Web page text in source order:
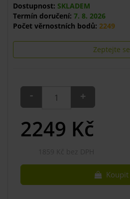
Dostupnost: SKLADEM
Termín doručení: 7. 8. 2026
Počet věrnostních bodů: 2249
Zeptejte se
- +
2249 Kč
Koupit